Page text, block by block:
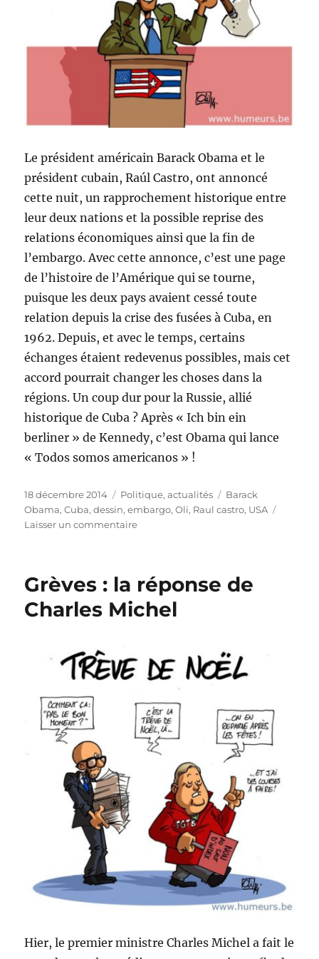
Le président américain Barack Obama et le
président cubain, Raúl Castro, ont annoncé
cette nuit, un rapprochement historique entre
leur deux nations et la possible reprise des
relations économiques ainsi que la fin de
l’embargo. Avec cette annonce, c’est une page
de l’histoire de l’Amérique qui se tourne,
puisque les deux pays avaient cessé toute
relation depuis la crise des fusées à Cuba, en
1962. Depuis, et avec le temps, certains
échanges étaient redevenus possibles, mais cet
accord pourrait changer les choses dans la
régions. Un coup dur pour la Russie, allié
historique de Cuba ? Après « Ich bin ein
berliner » de Kennedy, c’est Obama qui lance
« Todos somos americanos » !
Publié
le
18 décembre 2014 Catégories
Politique, actualités Étiquettes
Barack
Obama,Cuba,dessin,embargo,Oli, Raul castro, USA
Laisser un commentairesur
le
rapprochement
historique
Grèves : la réponse de
Charles Michel
Hier, le premier ministre Charles Michel a fait le